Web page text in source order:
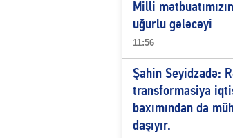
Milli
uğurlu gələcəyi
11:56
Şahin Seyidzadə:
transformasiya
baxımından da
daşıyır.